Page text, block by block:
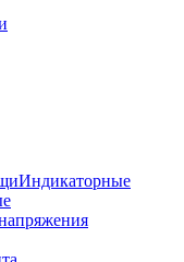
Индикаторные